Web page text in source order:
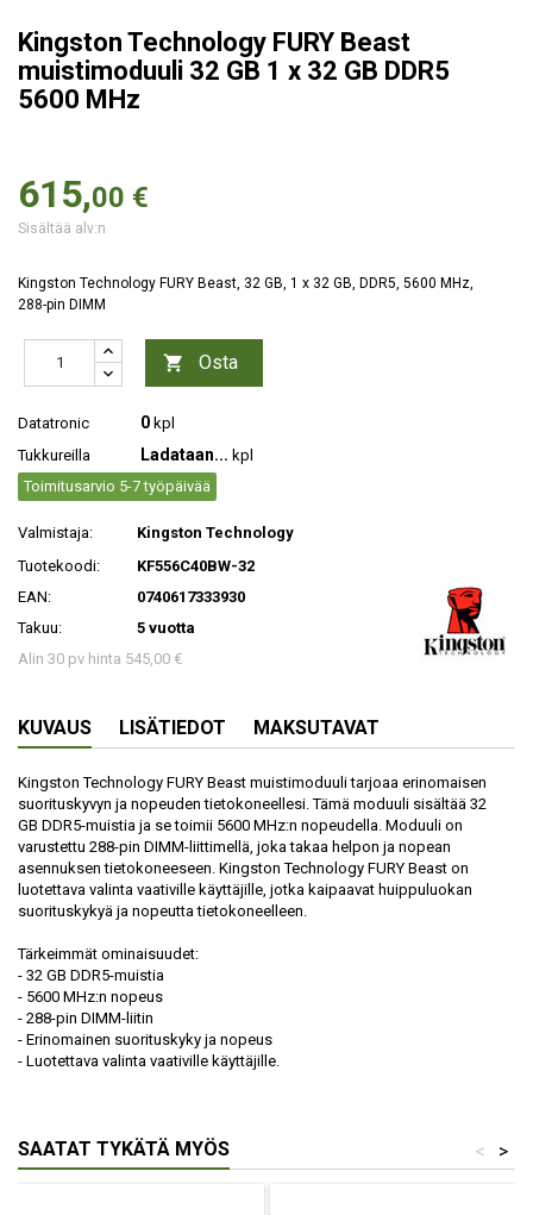
Kingston Technology FURY Beast
muistimoduuli 32 GB 1 x 32 GB DDR5
5600 MHz
615,00 €
Sisältää alv:n
Kingston Technology FURY Beast, 32 GB, 1 x 32 GB, DDR5, 5600 MHz,
288-pin DIMM
 Osta
Datatronic 0 kpl
Tukkureilla
Ladataan... kpl
Toimitusarvio 5-7 työpäivää
Valmistaja:
Kingston Technology
Tuotekoodi:
KF556C40BW-32
EAN:
0740617333930
Takuu:
5 vuotta
Alin 30 pv hinta 545,00 €
KUVAUS LISÄTIEDOT MAKSUTAVAT
Kingston Technology FURY Beast muistimoduuli tarjoaa erinomaisen
suorituskyvyn ja nopeuden tietokoneellesi. Tämä moduuli sisältää 32
GB DDR5-muistia ja se toimii 5600 MHz:n nopeudella. Moduuli on
varustettu 288-pin DIMM-liittimellä, joka takaa helpon ja nopean
asennuksen tietokoneeseen. Kingston Technology FURY Beast on
luotettava valinta vaativille käyttäjille, jotka kaipaavat huippuluokan
suorituskykyä ja nopeutta tietokoneelleen.
Tärkeimmät ominaisuudet:
- 32 GB DDR5-muistia
- 5600 MHz:n nopeus
- 288-pin DIMM-liitin
- Erinomainen suorituskyky ja nopeus
- Luotettava valinta vaativille käyttäjille.
SAATAT TYKÄTÄ MYÖS >
<